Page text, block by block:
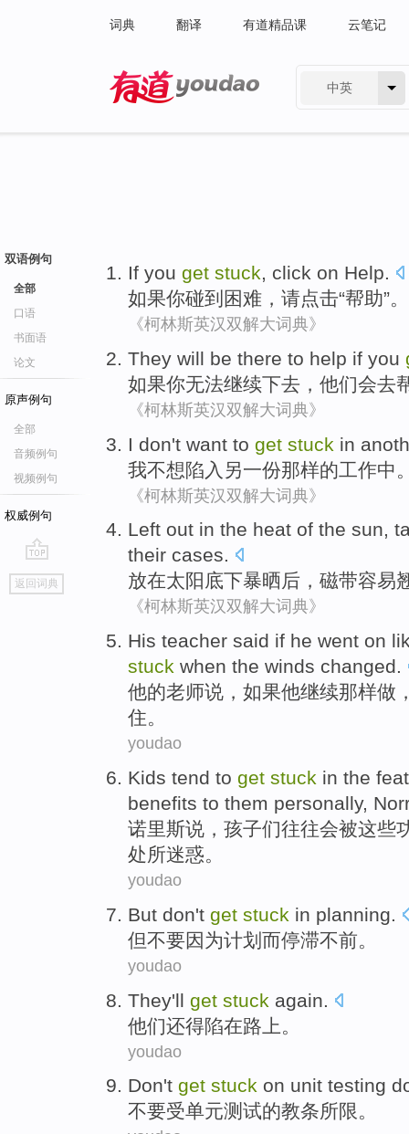
词典 翻译 有道精品课 云笔记
中英
双语例句
全部
口语
书面语
论文
原声例句
全部
音频例句
视频例句
权威例句
go
top
返回词典
If you get stuck, click on Help.
如果你碰到 困难，请点击“帮助”。
《柯林斯英汉双解大词典》
They will be there to help if you
如果你无法继续下去， 他们会去
《柯林斯英汉双解大词典》
I don't want to get stuck in
我不想陷入 另一份那样的工作中
《柯林斯英汉双解大词典》
Left out in the heat of the sun,
their cases.
放在太阳 底下暴晒后， 磁带容易
《柯林斯英汉双解大词典》
His teacher said if he went on
stuck when the winds changed.
他的老师说 ， 如果他继续那样做
住。
youdao
Kids tend to get stuck in the
benefits to them personally,
诺里斯说 ， 孩子们往往会被这些
处所迷惑。
youdao
But don't get stuck in planning.
但不要因为计划而停滞不前。
youdao
They'll get stuck again.
他们还得陷在路上。
youdao
Don't get stuck on unit testing
不要受单元测试的教条所限。